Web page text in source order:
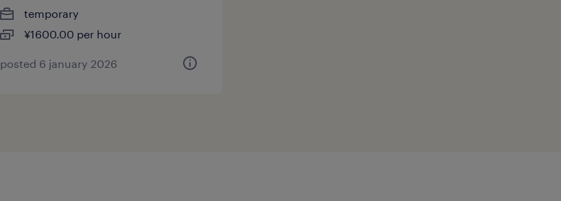
temporary
¥1600.00 per hour
posted 6 january 2026